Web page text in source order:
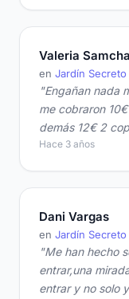
Valeria
en Jardín Secreto
"Engañan nada
me cobraron
demás 12€ 2
Hace 3 años
Dani Vargas
en Jardín Secreto
"Me han hecho
entrar,una
entrar y no solo